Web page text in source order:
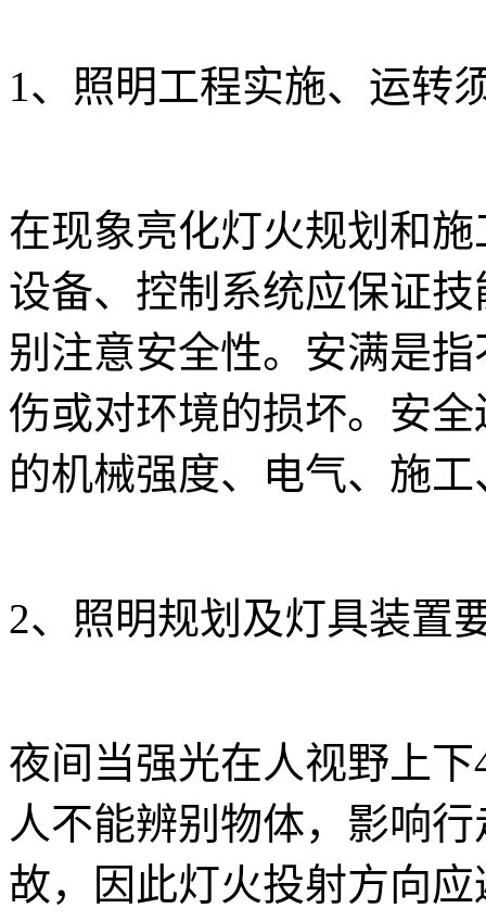
1、照明工程实施、运转
在现象亮化灯火规划和
设备、控制系统应保证
别注意安全性。安满是
伤或对环境的损坏。安
的机械强度、电气、施
2、照明规划及灯具装置
夜间当强光在人视野上
人不能辨别物体，影响
故，因此灯火投射方向